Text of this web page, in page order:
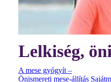
Lelkiség,
A mese gyógyít –
Önismereti mese-állítás